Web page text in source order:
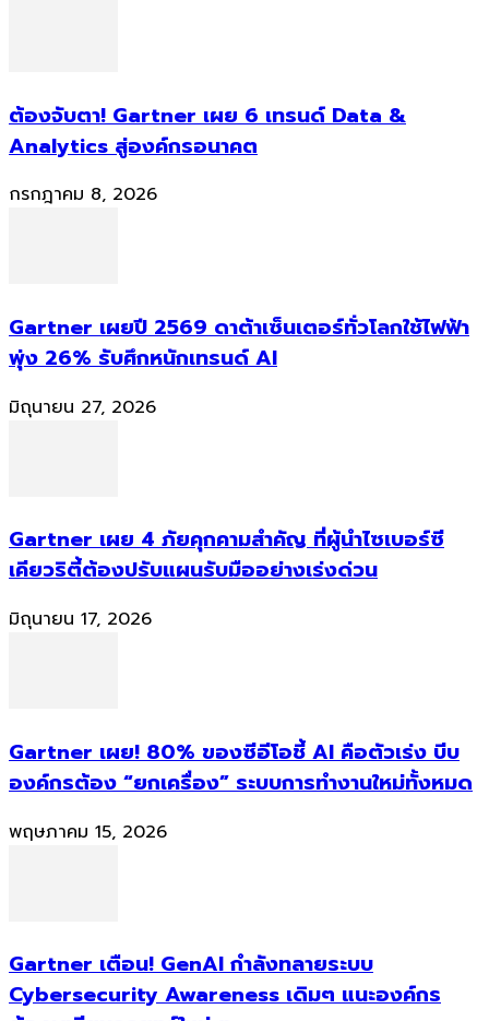
ต้องจับตา! Gartner เผย 6 เทรนด์ Data &
Analytics สู่องค์กรอนาคต
กรกฎาคม 8, 2026
Gartner เผยปี 2569 ดาต้าเซ็นเตอร์ทั่วโลกใช้ไฟฟ้า
พุ่ง 26% รับศึกหนักเทรนด์ AI
มิถุนายน 27, 2026
Gartner เผย 4 ภัยคุกคามสำคัญ ที่ผู้นำไซเบอร์ซี
เคียวริตี้ต้องปรับแผนรับมืออย่างเร่งด่วน
มิถุนายน 17, 2026
Gartner เผย! 80% ของซีอีโอชี้ AI คือตัวเร่ง บีบ
องค์กรต้อง “ยกเครื่อง” ระบบการทำงานใหม่ทั้งหมด
พฤษภาคม 15, 2026
Gartner เตือน! GenAI กำลังทลายระบบ
Cybersecurity Awareness เดิมๆ แนะองค์กร